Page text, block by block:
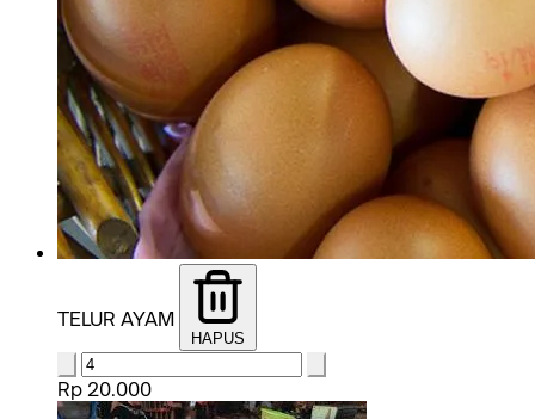
TELUR AYAM
HAPUS
Rp 20.000